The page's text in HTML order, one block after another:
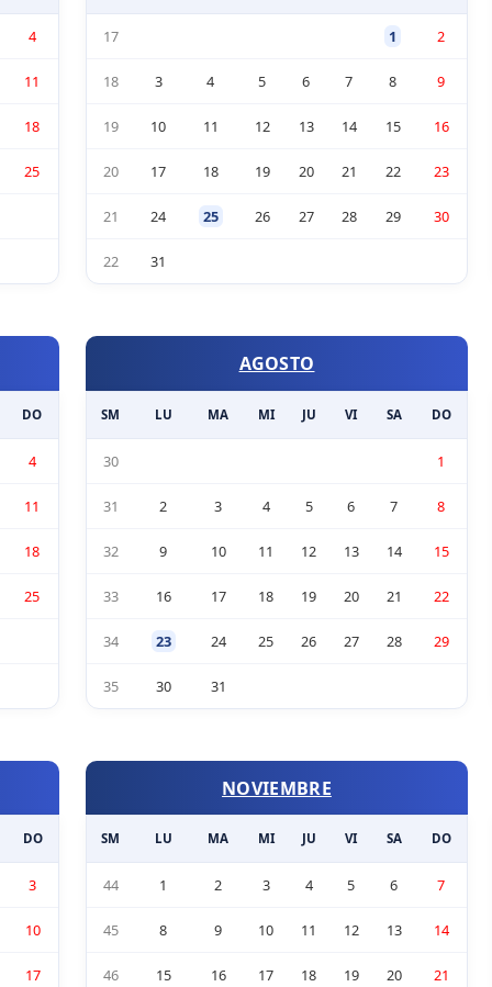
4
11
18
25
17 1 2
18 3 4 5 6 7 8 9
19 10 11 12 13 14 15 16
20 17 18 19 20 21 22 23
21 24 25 26 27 28 29 30
22 31
DO
4
11
18
25
AGOSTO
SM LU MA MI JU VI SA DO
30 1
31 2 3 4 5 6 7 8
32 9 10 11 12 13 14 15
33 16 17 18 19 20 21 22
34 23 24 25 26 27 28 29
35 30 31
DO
3
10
17
NOVIEMBRE
SM LU MA MI JU VI SA DO
44 1 2 3 4 5 6 7
45 8 9 10 11 12 13 14
46 15 16 17 18 19 20 21